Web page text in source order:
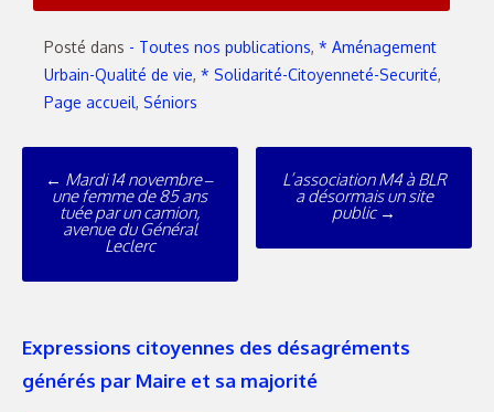
Posté dans - Toutes nos publications, * Aménagement
Urbain-Qualité de vie, * Solidarité-Citoyenneté-Securité,
Page accueil, Séniors
← Mardi 14 novembre –
une femme de 85 ans
tuée par un camion,
avenue du Général
Leclerc
L’association M4 à BLR
a désormais un site
public →
Expressions citoyennes des désagréments
générés par Maire et sa majorité